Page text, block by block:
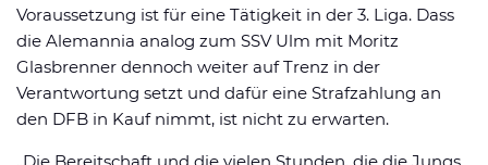
Voraussetzung ist für eine Tätigkeit in der 3. Liga. Dass
die Alemannia analog zum SSV Ulm mit Moritz
Glasbrenner dennoch weiter auf Trenz in der
Verantwortung setzt und dafür eine Strafzahlung an
den DFB in Kauf nimmt, ist nicht zu erwarten.
„Die Bereitschaft und die vielen Stunden, die die Jungs